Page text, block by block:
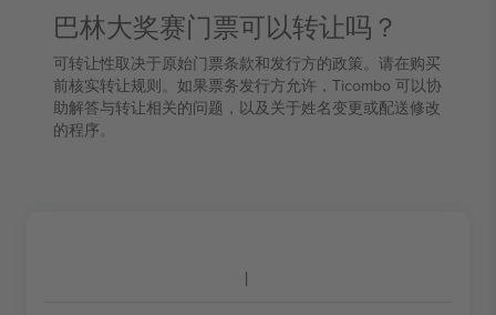
巴林大奖赛门票可以转让吗？
可转让性取决于原始门票条款和发行方的政策。请在购买
前核实转让规则。如果票务发行方允许，Ticombo 可以协
助解答与转让相关的问题，以及关于姓名变更或配送修改
的程序。